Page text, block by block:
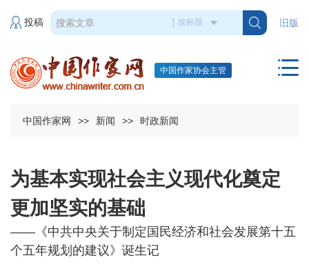
旧版
投稿
中国作家协会主管
中国作家网 >> 新闻 >> 时政新闻
为基本实现社会主义现代化奠定
更加坚实的基础
——《中共中央关于制定国民经济和社会发展第十五
个五年规划的建议》诞生记